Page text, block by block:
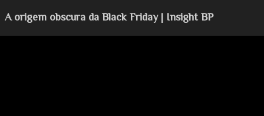
A origem obscura da Black Friday | Insight BP